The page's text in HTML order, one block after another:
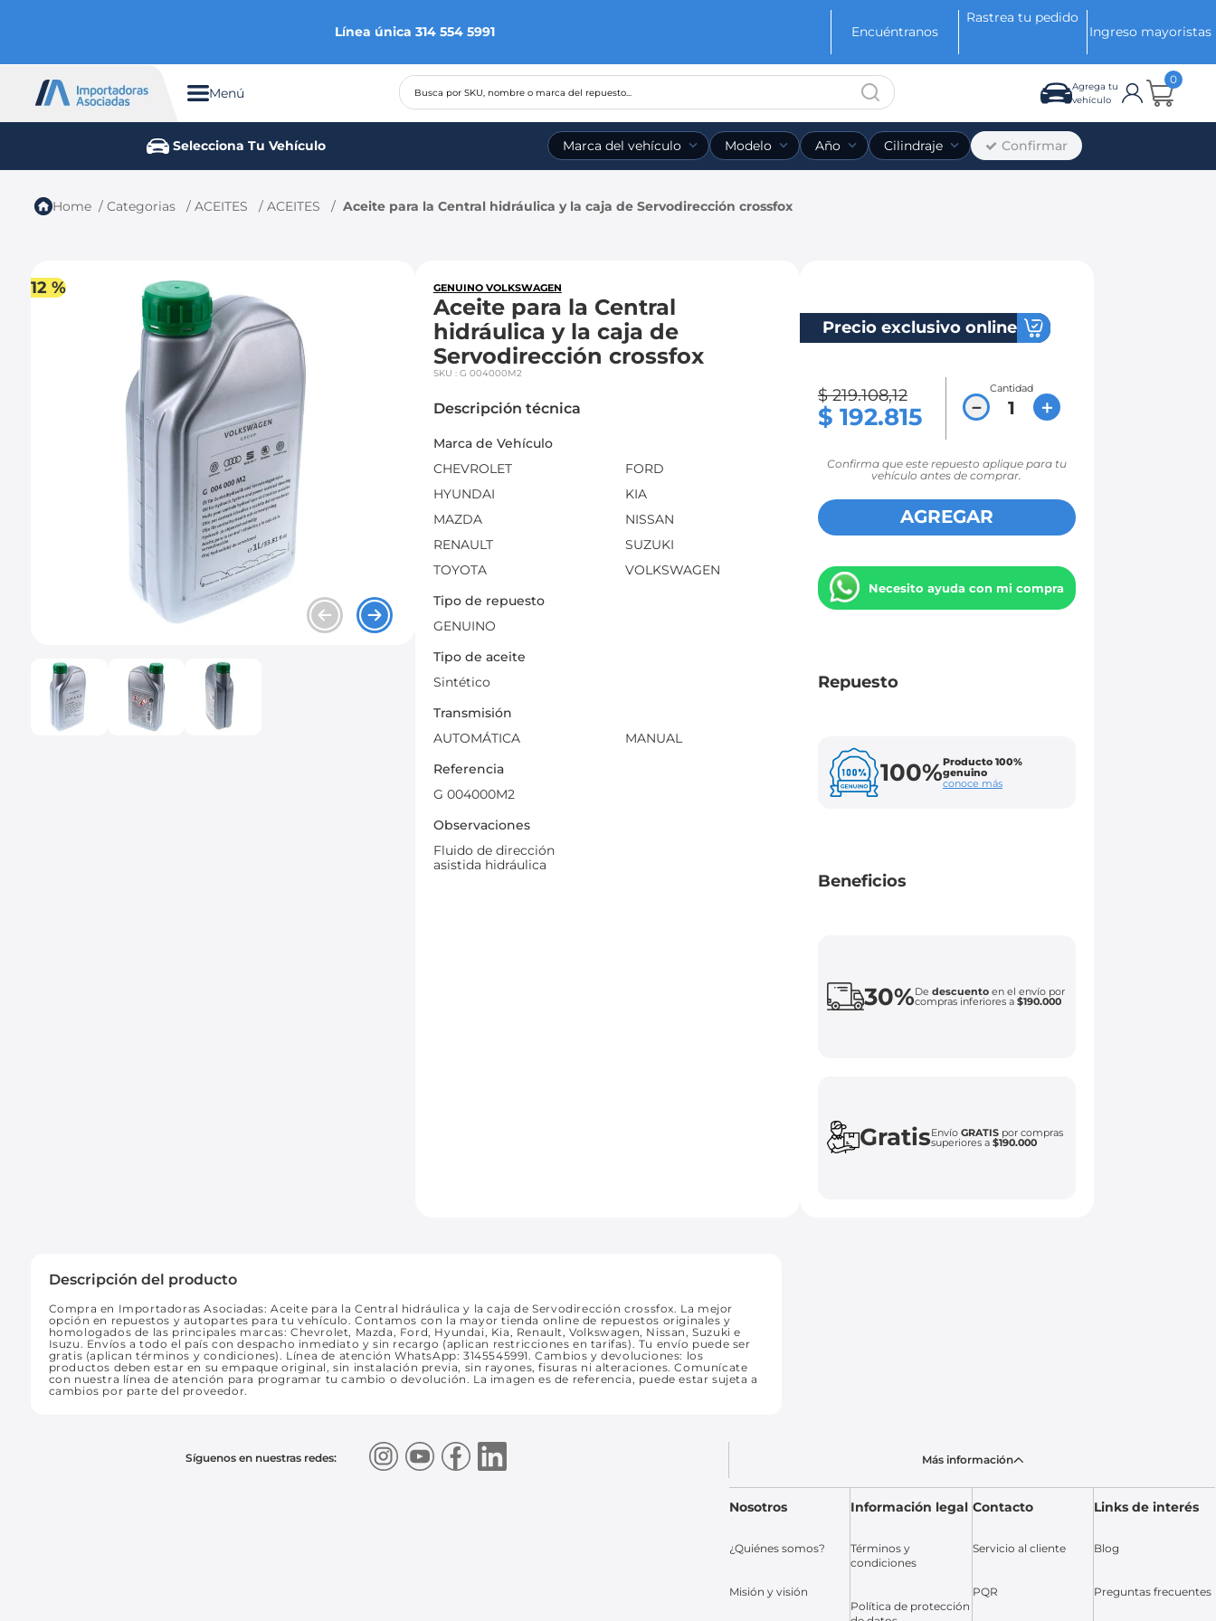
Línea única 314 554 5991 Encuéntranos
Rastrea tu pedido
Ingreso mayoristas
Menú
Busca por SKU, nombre o marca del repuesto...
Agrega tu
vehículo
0
Selecciona Tu Vehículo Marca del vehículo Modelo Año Cilindraje Confirmar
Categorias ACEITES ACEITES Aceite para la Central hidráulica y la caja de Servodirección crossfox
12 % GENUINO VOLKSWAGEN
Aceite para la Central
hidráulica y la caja de
Servodirección crossfox
SKU : G 004000M2
Descripción técnica
Marca de Vehículo
CHEVROLET
FORD
HYUNDAI
KIA
MAZDA
NISSAN
RENAULT
SUZUKI
TOYOTA
VOLKSWAGEN
Tipo de repuesto
GENUINO
Tipo de aceite
Sintético
Transmisión
AUTOMÁTICA
MANUAL
Referencia
G 004000M2
Observaciones
Fluido de dirección
asistida hidráulica
Precio exclusivo online
$ 219.108,12
$ 192.815
Cantidad
＋
－
Confirma que este repuesto aplique para tu
vehículo antes de comprar.
AGREGAR
Necesito ayuda con mi compra
Repuesto
100%Producto 100%
genuino
conoce más
Beneficios
30%De descuentoen el envío por
compras inferiores a $190.000
GratisEnvío GRATISpor compras
superiores a $190.000
Descripción del producto
Compra en Importadoras Asociadas: Aceite para la Central hidráulica y la caja de Servodirección crossfox. La mejor
opción en repuestos y autopartes para tu vehículo. Contamos con la mayor tienda online de repuestos originales y
homologados de las principales marcas: Chevrolet, Mazda, Ford, Hyundai, Kia, Renault, Volkswagen, Nissan, Suzuki e
Isuzu. Envíos a todo el país con despacho inmediato y sin recargo (aplican restricciones en tarifas). Tu envío puede ser
gratis (aplican términos y condiciones). Línea de atención WhatsApp: 3145545991. Cambios y devoluciones: los
productos deben estar en su empaque original, sin instalación previa, sin rayones, fisuras ni alteraciones. Comunícate
con nuestra línea de atención para programar tu cambio o devolución. La imagen es de referencia, puede estar sujeta a
cambios por parte del proveedor.
Síguenos en nuestras redes: Más información
Nosotros
¿Quiénes somos?
Misión y visión
Información legal
Términos y
condiciones
Política de protección
Contacto
Servicio al cliente
PQR
Links de interés
Blog
Preguntas frecuentes
TÉRMINOS MÁS BUSCADOS
chevrolet
spark gt
mazda 3
chevrolet spark gt
chevrolet sail
mazda 2